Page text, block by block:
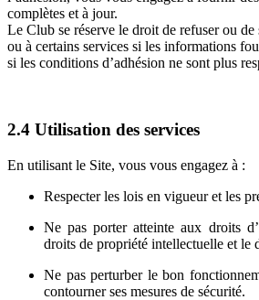
complètes et à jour.
Le Club se réserve le droit de refuser ou de
ou à certains services si les informations
si les conditions d’adhésion ne sont plus
2.4 Utilisation des services
En utilisant le Site, vous vous engagez à :
Respecter les lois en vigueur et les
Ne pas porter atteinte aux droits
droits de propriété intellectuelle et le
Ne pas perturber le bon
contourner ses mesures de sécurité.